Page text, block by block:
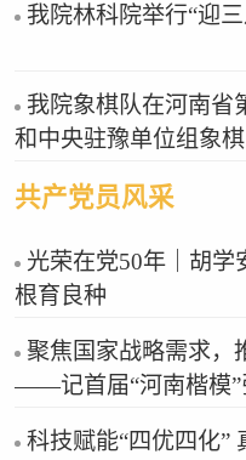
我院林科院举行“迎
我院象棋队在河南省
和中央驻豫单位组象
共产党员风采
光荣在党50年｜胡
根育良种
聚焦国家战略需求，
——记首届“河南楷模”
科技赋能“四优四化”